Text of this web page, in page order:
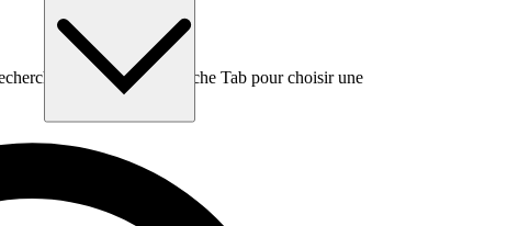
puis utilisez la touche Tab pour choisir une